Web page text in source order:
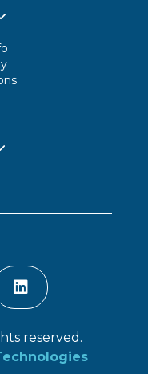
reserved.